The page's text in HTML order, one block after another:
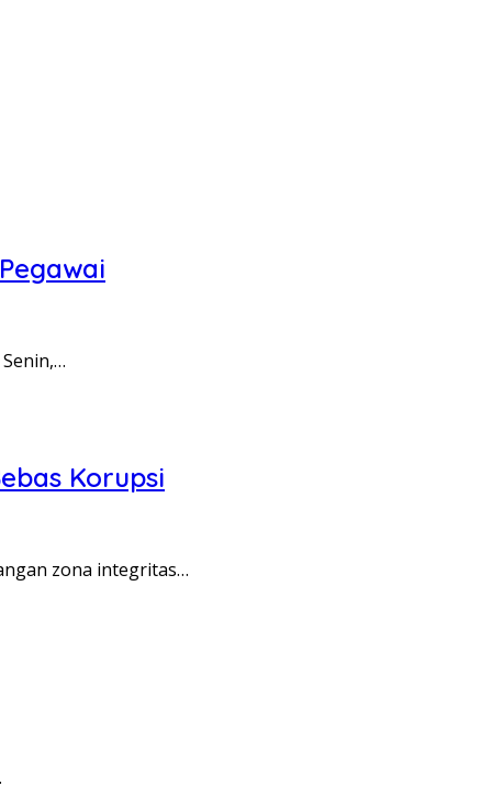
Korupsi
zona integritas…